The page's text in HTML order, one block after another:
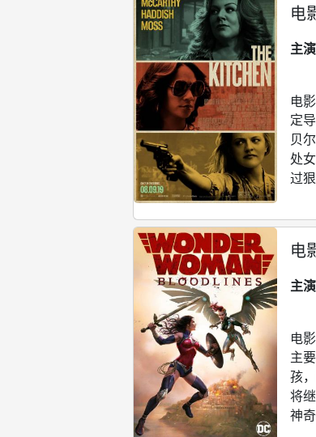
电
主
电
定
贝
处
过
电
主
电
主
孩
将
神